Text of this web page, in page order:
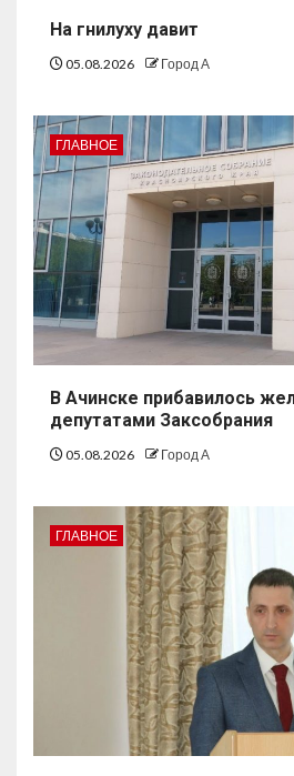
На гнилуху давит
05.08.2026 Город А
ГЛАВНОЕ
В Ачинске прибавилось
депутатами Заксобрания
05.08.2026 Город А
ГЛАВНОЕ